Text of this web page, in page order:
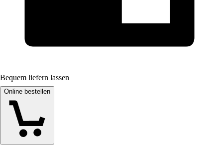
Bequem liefern lassen
Online bestellen